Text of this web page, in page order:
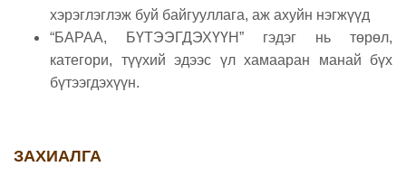
хэрэглэглэж буй байгууллага, аж ахуйн нэгжүүд
“БАРАА, БҮТЭЭГДЭХҮҮН” гэдэг нь төрөл,
категори, түүхий эдээс үл хамааран манай бүх
бүтээгдэхүүн.
ЗАХИАЛГА